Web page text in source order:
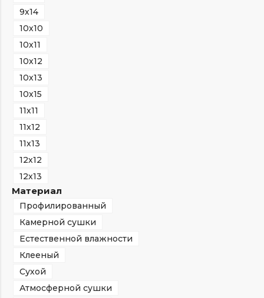
9х14
10х10
10х11
10х12
10х13
10х15
11х11
11х12
11х13
12х12
12х13
Материал
Профилированный
Камерной сушки
Естественной влажности
Клееный
Сухой
Атмосферной сушки